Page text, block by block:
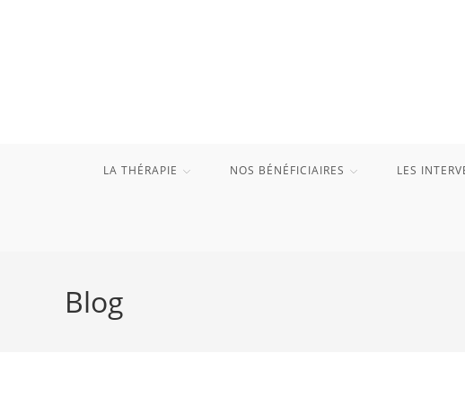
LA THÉRAPIE NOS BÉNÉFICIAIRES LES
Blog